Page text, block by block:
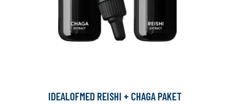
IDEALOFMED REISHI + CHAGA PAKET